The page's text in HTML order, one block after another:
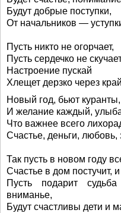
Будут добрые поступки,
От начальников —
Пусть никто не огорчает,
Пусть сердечко не
Настроение пускай
Хлещет дерзко через
Новый год, бьют
И желание каждый,
Что важнее всего
Счастье, деньги,
Так пусть в новом году
Счастье в дом постучит,
Пусть подарит
вниманье,
Будут счастливы дети и